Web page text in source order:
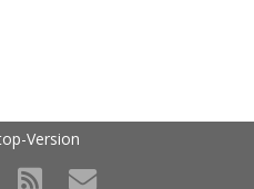
Version